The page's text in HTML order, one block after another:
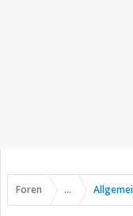
Foren ...